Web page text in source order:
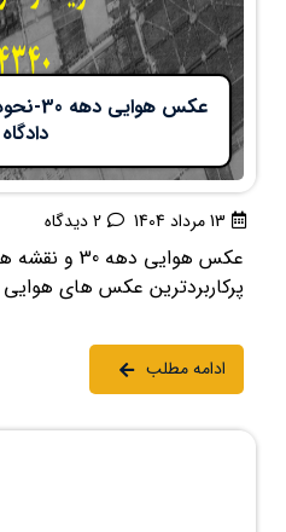
عکس
دادگاه
13 مرداد 1404 2 دیدگاه
پرکاربردترین عکس های
ادامه مطلب